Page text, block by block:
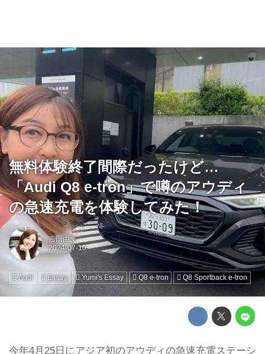
無料体験終了間際だったけど…
「Audi Q8 e-tron」で噂のアウディ
の急速充電を体験してみた！
吉田由美
Audi Essay Yumi's Essay Q8 e-tron Q8 Sportback e-tron
今年4月25日にアジア初のアウディの急速充電ステーシ